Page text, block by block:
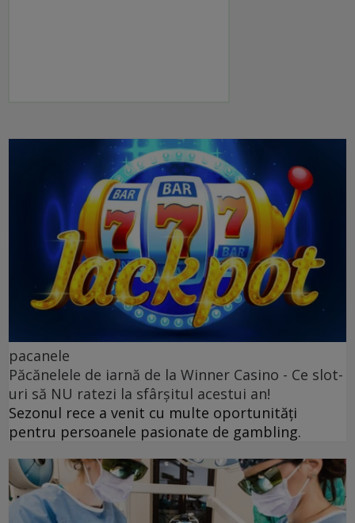
pacanele
Păcănelele de iarnă de la Winner Casino - Ce slot-
uri să NU ratezi la sfârșitul acestui an!
Sezonul rece a venit cu multe oportunități
pentru persoanele pasionate de gambling.